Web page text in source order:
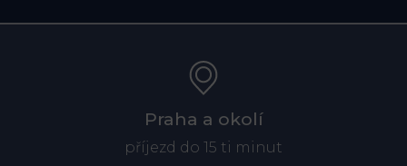
Praha a okolí
příjezd do 15 ti minut